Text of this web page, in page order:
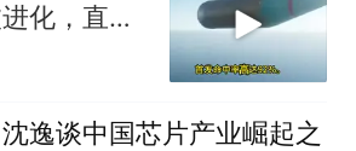
化，直接
逸谈中国芯片产业崛起之